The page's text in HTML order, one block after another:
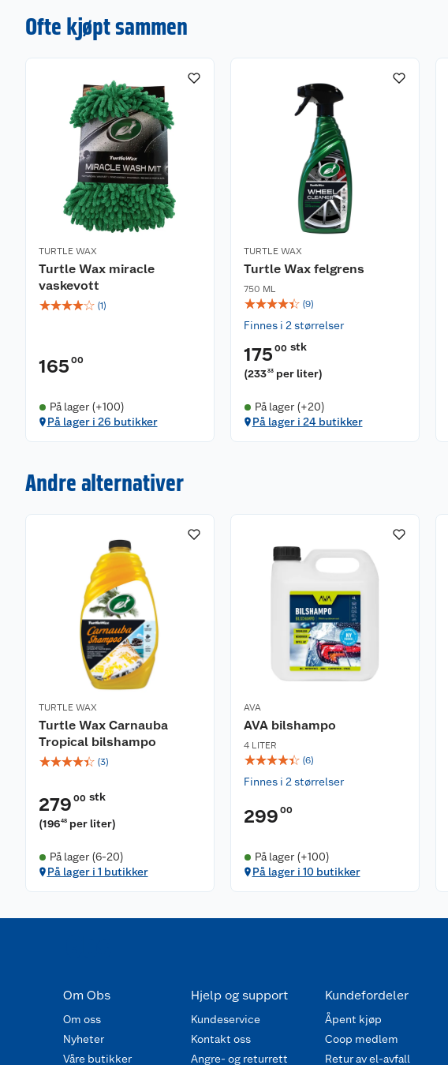
Ofte kjøpt sammen
TURTLE WAX
Turtle Wax miracle
vaskevott
☆☆☆☆☆ (1)
165 00
På lager (+100)
På lager i 26 butikker
TURTLE WAX
Turtle Wax felgrens
750 ML
☆☆☆☆☆ (9)
Finnes i 2 størrelser
175 00 stk
(23333 per liter)
På lager (+20)
På lager i 24 butikker
Andre alternativer
TURTLE WAX
Turtle Wax Carnauba
Tropical bilshampo
☆☆☆☆☆ (3)
279 00 stk
(19648 per liter)
På lager (6-20)
På lager i 1 butikker
AVA
AVA bilshampo
4 LITER
☆☆☆☆☆ (6)
Finnes i 2 størrelser
299 00
På lager (+100)
På lager i 10 butikker
Om Obs
Om oss
Nyheter
Våre butikker
Hjelp og support
Kundeservice
Kontakt oss
Angre- og returrett
Kundefordeler
Åpent kjøp
Coop medlem
Retur av el-avfall